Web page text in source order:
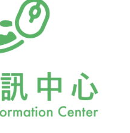
西雅圖的總領事請我到他
事是一個四四方方的人，
他的妻子嬌小玲瓏，活潑
是師大生物系畢業，我比
問正中下懷，我也是山東
的海洋